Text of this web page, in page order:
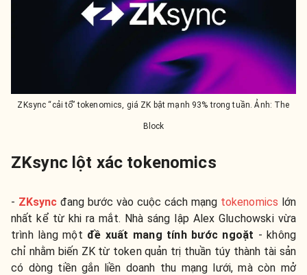
ZKsync “cải tổ” tokenomics, giá ZK bật mạnh 93% trong tuần. Ảnh: The
Block
ZKsync lột xác tokenomics
- ZKsync đang bước vào cuộc cách mạng tokenomics lớn
nhất kể từ khi ra mắt. Nhà sáng lập Alex Gluchowski vừa
trình làng một đề xuất mang tính bước ngoặt - không
chỉ nhằm biến ZK từ token quản trị thuần túy thành tài sản
có dòng tiền gắn liền doanh thu mạng lưới, mà còn mở